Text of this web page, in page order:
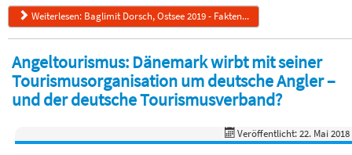
Weiterlesen: Baglimit Dorsch, Ostsee 2019 - Fakten...
Angeltourismus: Dänemark wirbt mit seiner
Tourismusorganisation um deutsche Angler –
und der deutsche Tourismusverband?
Veröffentlicht: 22. Mai 2018